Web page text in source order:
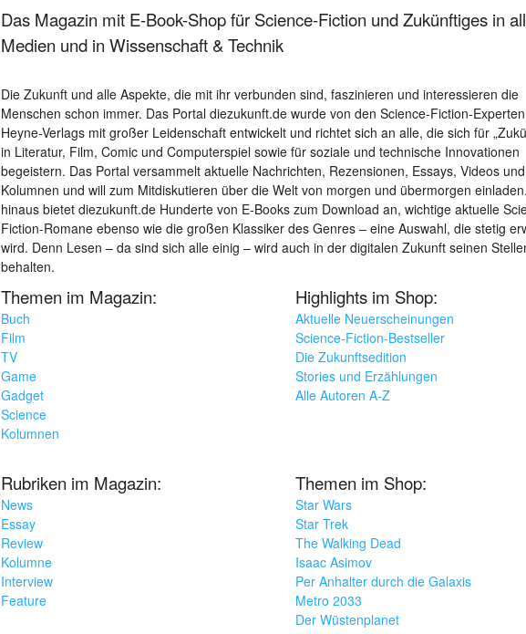
Das Magazin mit E-Book-Shop für Science-Fiction und Zukünftiges in
Medien und in Wissenschaft & Technik
Die Zukunft und alle Aspekte, die mit ihr verbunden sind, faszinieren und interessieren die
Menschen schon immer. Das Portal diezukunft.de wurde von den Science-Fiction-
Heyne-Verlags mit großer Leidenschaft entwickelt und richtet sich an alle, die sich für
in Literatur, Film, Comic und Computerspiel sowie für soziale und technische Innovationen
begeistern. Das Portal versammelt aktuelle Nachrichten, Rezensionen, Essays, Videos und
Kolumnen und will zum Mitdiskutieren über die Welt von morgen und übermorgen
hinaus bietet diezukunft.de Hunderte von E-Books zum Download an, wichtige aktuelle
Fiction-Romane ebenso wie die großen Klassiker des Genres – eine Auswahl, die stetig
wird. Denn Lesen – da sind sich alle einig – wird auch in der digitalen Zukunft seinen
behalten.
Themen im Magazin:
Buch
Film
TV
Game
Gadget
Science
Kolumnen
Highlights im Shop:
Aktuelle Neuerscheinungen
Science-Fiction-Bestseller
Die Zukunftsedition
Stories und Erzählungen
Alle Autoren A-Z
Rubriken im Magazin:
News
Essay
Review
Kolumne
Interview
Feature
Themen im Shop:
Star Wars
Star Trek
The Walking Dead
Isaac Asimov
Per Anhalter durch die Galaxis
Metro 2033
Der Wüstenplanet